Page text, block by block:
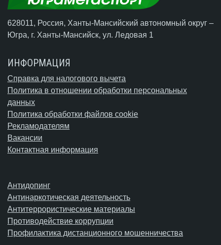
628011, Россия, Ханты-Мансийский автономный округ –
Югра, г. Ханты-Мансийск, ул. Ледовая 1
ИНФОРМАЦИЯ
Справка для налогового вычета
Политика в отношении обработки персональных
данных
Политика обработки файлов cookie
Рекламодателям
Вакансии
Контактная информация
Антидопинг
Антинаркотическая деятельность
Антитеррористические материалы
Противодействие коррупции
Профилактика дистанционного мошенничества